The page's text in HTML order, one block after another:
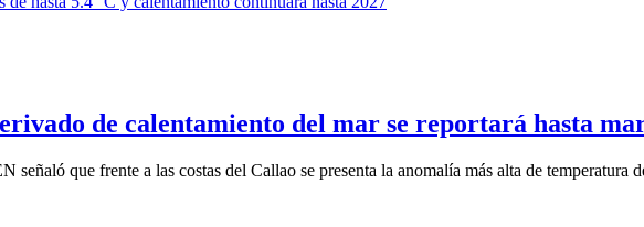
de calentamiento del mar se reportará hasta
que frente a las costas del Callao se presenta la anomalía más alta de temperatura